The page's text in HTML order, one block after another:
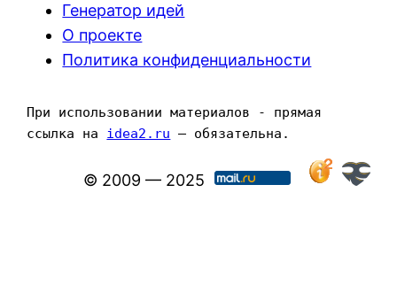
Генератор идей
О проекте
Политика конфиденциальности
При использовании материалов - прямая
ссылка на idea2.ru — обязательна.
© 2009 — 2025